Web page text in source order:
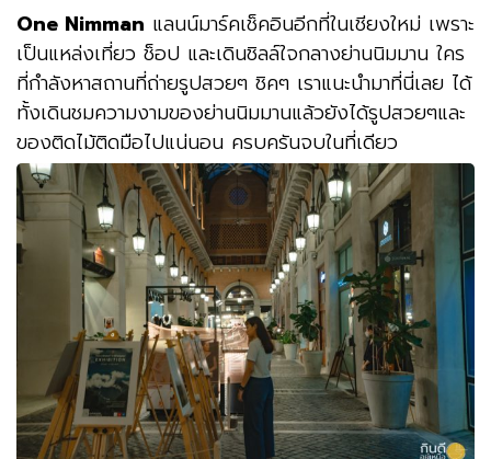
One Nimman แลนน์มาร์คเช็คอินอีกที่ในเชียงใหม่ เพราะ
เป็นแหล่งเที่ยว ช็อป และเดินชิลล์ใจกลางย่านนิมมาน ใคร
ที่กำลังหาสถานที่ถ่ายรูปสวยๆ ชิคๆ เราแนะนำมาที่นี่เลย ได้
ทั้งเดินชมความงามของย่านนิมมานแล้วยังได้รูปสวยๆและ
ของติดไม้ติดมือไปแน่นอน ครบครันจบในที่เดียว